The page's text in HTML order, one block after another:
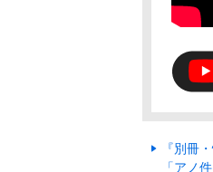
『別冊
「アノ